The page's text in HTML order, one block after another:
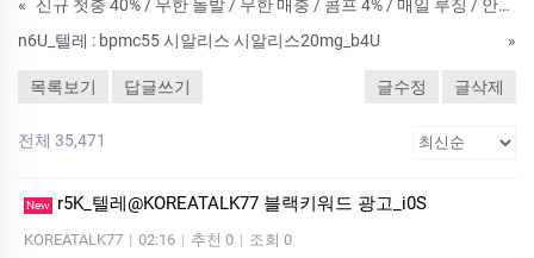
«
신규 첫충 40% / 무한 돌발 / 무한 매충 / 콤프 4% / 매일 루징 / 안전 충&환
n6U_텔레 : bpmc55 시알리스 시알리스20mg_b4U
»
목록보기 답글쓰기 글수정 글삭제
전체 35,471
New r5K_텔레@KOREATALK77 블랙키워드 광고_i0S
KOREATALK77 | 02:16 | 추천 0 | 조회 0